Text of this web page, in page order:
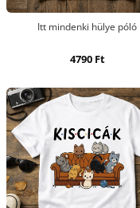
Itt mindenki hülye póló
4790 Ft